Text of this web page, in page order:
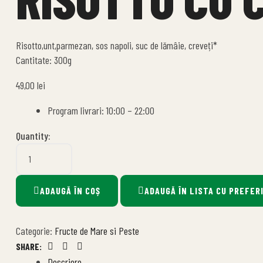
Risotto,unt,parmezan, sos napoli, suc de lămâie, creveți*
Cantitate: 300g
49,00 lei
Program livrari: 10:00 – 22:00
Quantity:
ADAUGĂ ÎN COȘ ADAUGĂ ÎN LISTA CU
Categorie: Fructe de Mare si Peste
SHARE: